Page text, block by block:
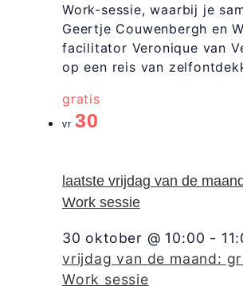
Work-sessie, waarbij je
Geertje Couwenbergh en
facilitator Veronique van
op een reis van
gratis
vr 30
laatste vrijdag van de
Work sessie
30 oktober @ 10:00 -
vrijdag van de maand:
Work sessie